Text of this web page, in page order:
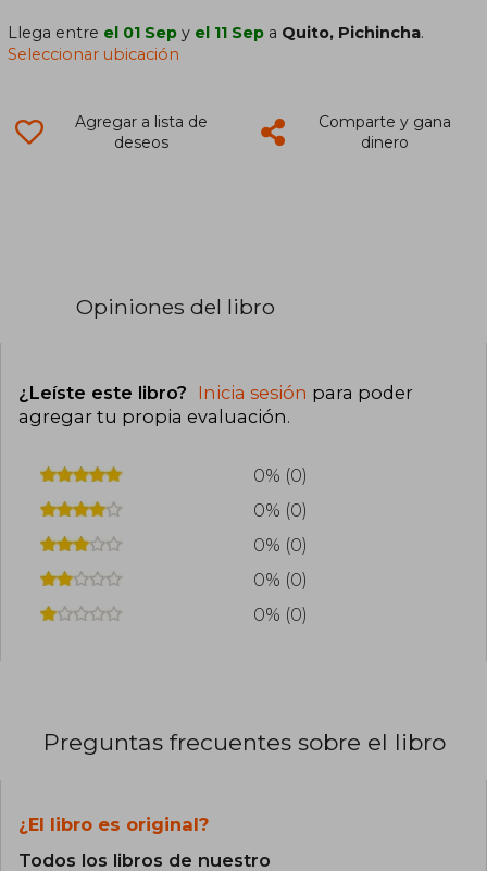
Llega entre el 01 Sep y el 11 Sep a Quito, Pichincha.
Seleccionar ubicación
Agregar a lista de
deseos
Comparte y gana
dinero
Opiniones del libro
¿Leíste este libro? Inicia sesión para poder
agregar tu propia evaluación.
0% (0)
0% (0)
0% (0)
0% (0)
0% (0)
Preguntas frecuentes sobre el libro
¿El libro es original?
Todos los libros de nuestro